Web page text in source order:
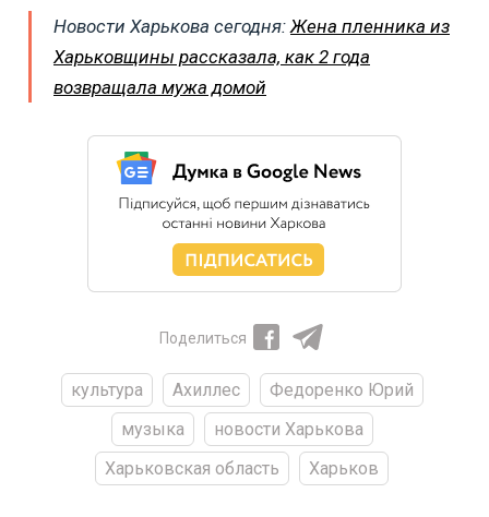
Новости Харькова сегодня:Жена пленника из
Харьковщины рассказала, как 2 года
возвращала мужа домой
Поделиться
культура Ахиллес
Федоренко Юрий
музыка
новости Харькова
Харьковская область
Харьков